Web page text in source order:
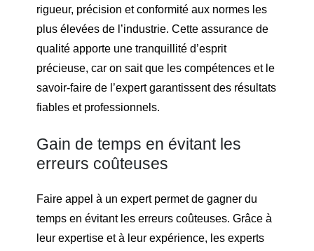
rigueur, précision et conformité aux normes les
plus élevées de l’industrie. Cette assurance de
qualité apporte une tranquillité d’esprit
précieuse, car on sait que les compétences et le
savoir-faire de l’expert garantissent des résultats
fiables et professionnels.
Gain de temps en évitant les
erreurs coûteuses
Faire appel à un expert permet de gagner du
temps en évitant les erreurs coûteuses. Grâce à
leur expertise et à leur expérience, les experts